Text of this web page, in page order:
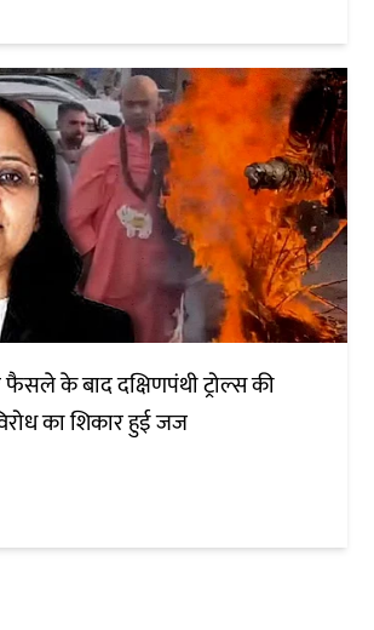
के बाद दक्षिणपंथी ट्रोल्स की
का शिकार हुई जज